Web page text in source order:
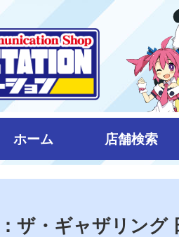
ホーム 店舗検索
ザ・ギャザリング